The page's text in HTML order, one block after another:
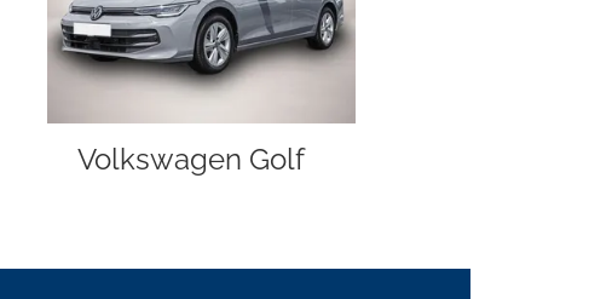
Volkswagen Golf